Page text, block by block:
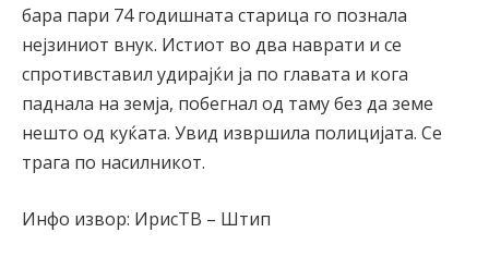
бара пари 74 годишната старица го познала
нејзиниот внук. Истиот во два наврати и се
спротивставил удирајќи ја по главата и кога
паднала на земја, побегнал од таму без да земе
нешто од куќата. Увид извршила полицијата. Се
трага по насилникот.
Инфо извор: ИрисТВ – Штип